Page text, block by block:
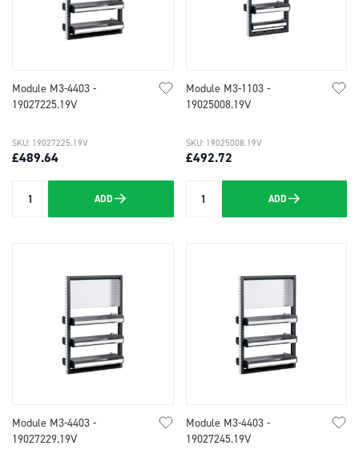
Module M3-4403 -
19027225.19V
£489.64
SKU: 19027225.19V
Quantity ADD
Module M3-1103 -
19025008.19V
£492.72
SKU: 19025008.19V
Quantity ADD
Module M3-4403 -
19027229.19V
Module M3-4403 -
19027245.19V